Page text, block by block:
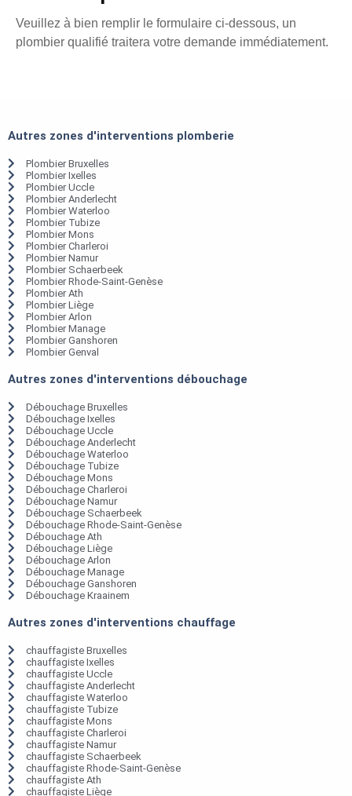
Veuillez à bien remplir le formulaire ci-dessous, un
plombier qualifié traitera votre demande immédiatement.
Autres zones d'interventions plomberie
Plombier Bruxelles
Plombier Ixelles
Plombier Uccle
Plombier Anderlecht
Plombier Waterloo
Plombier Tubize
Plombier Mons
Plombier Charleroi
Plombier Namur
Plombier Schaerbeek
Plombier Rhode-Saint-Genèse
Plombier Ath
Plombier Liège
Plombier Arlon
Plombier Manage
Plombier Ganshoren
Plombier Genval
Autres zones d'interventions débouchage
Débouchage Bruxelles
Débouchage Ixelles
Débouchage Uccle
Débouchage Anderlecht
Débouchage Waterloo
Débouchage Tubize
Débouchage Mons
Débouchage Charleroi
Débouchage Namur
Débouchage Schaerbeek
Débouchage Rhode-Saint-Genèse
Débouchage Ath
Débouchage Liège
Débouchage Arlon
Débouchage Manage
Débouchage Ganshoren
Débouchage Kraainem
Autres zones d'interventions chauffage
chauffagiste Bruxelles
chauffagiste Ixelles
chauffagiste Uccle
chauffagiste Anderlecht
chauffagiste Waterloo
chauffagiste Tubize
chauffagiste Mons
chauffagiste Charleroi
chauffagiste Namur
chauffagiste Schaerbeek
chauffagiste Rhode-Saint-Genèse
chauffagiste Ath
chauffagiste Liège